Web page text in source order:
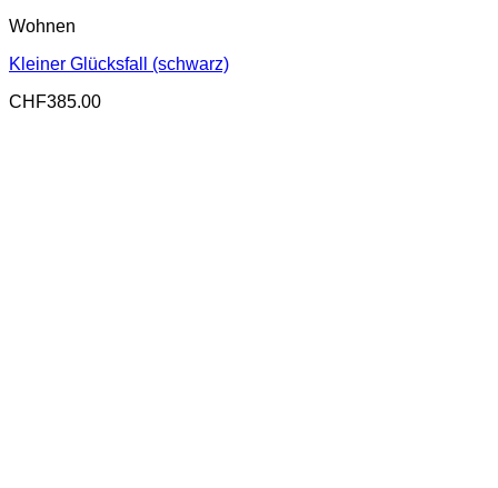
Wohnen
Kleiner Glücksfall (schwarz)
CHF385.00